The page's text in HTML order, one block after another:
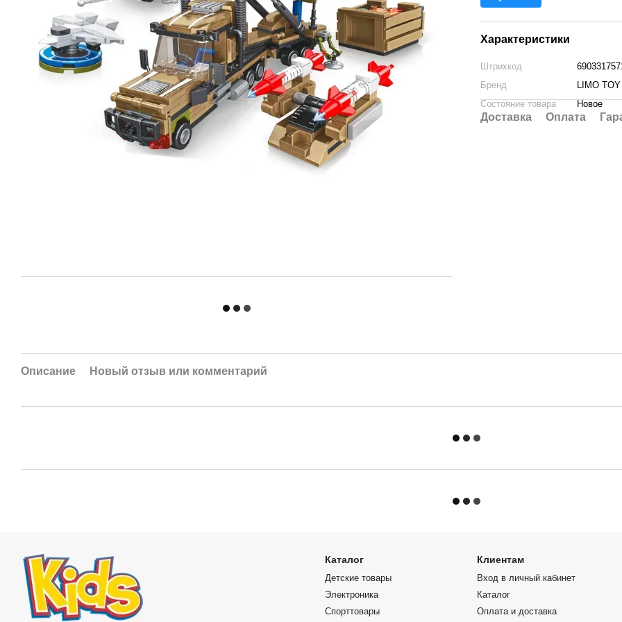
Характеристики
Штрихкод
Бренд
LIMO TOY
Состояние товара
Новое
Доставка Оплата
Описание Новый отзыв или комментарий
Каталог
Детские товары
Электроника
Спорттовары
Клиентам
Вход в личный кабинет
Каталог
Оплата и доставка